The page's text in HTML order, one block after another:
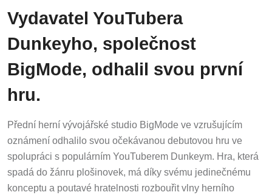
Vydavatel YouTubera
Dunkeyho, společnost
BigMode, odhalil svou první
hru.
Přední herní vývojářské studio BigMode ve vzrušujícím
oznámení odhalilo svou očekávanou debutovou hru ve
spolupráci s populárním YouTuberem Dunkeym. Hra, která
spadá do žánru plošinovek, má díky svému jedinečnému
konceptu a poutavé hratelnosti rozbouřit vlny herního